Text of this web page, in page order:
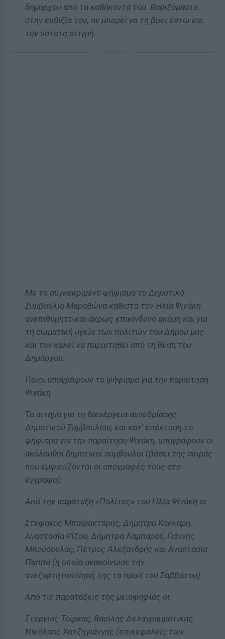
δημάρχου από τα καθήκοντά του. Βασιζόμαστε
στην ευθιξία του, αν μπορεί να τη βρει έστω και
την ύστατη στιγμή.
Με το συγκεκριμένο ψήφισμα το Δημοτικό
Συμβούλιο Μαραθώνα καθιστά τον Ηλία Ψινάκη
ανεπιθύμητο και άκρως επικίνδυνο ακόμη και για
τη σωματική υγεία των πολιτών του Δήμου μας
και τον καλεί να παραιτηθεί από τη θέση του
Δημάρχου.
Ποιοι υπογράφουν το ψήφισμα για την παραίτηση
Ψινάκη
Το αίτημα για τη διενέργεια συνεδρίασης
Δημοτικού Συμβουλίου, και κατ’ επέκταση το
ψήφισμα για την παραίτηση Ψινάκη, υπογράφουν οι
ακόλουθοι δημοτικοί σύμβουλοι (βάσει της σειράς
που εμφανίζονται οι υπογραφές τους στο
έγγραφο):
Από την παράταξη «Πολίτες» του Ηλία Ψινάκη οι:
Στέφανος Μπαϊρακτάρης, Δήμητρα Κάκκαρη,
Αναστασία Ρίζου, Δήμητρα Λαμπαρού, Γιάννης
Μπούσουλας, Πέτρος Αλεξανδρής και Αναστασία
Παππά (η οποία ανακοίνωσε την
ανεξαρτητοποίησή της το πρωί του Σαββάτου)
Από τις παρατάξεις της μειοψηφίας οι:
Στέργιος Τσίρκας, Βασίλης Δελαγραμμάτικας,
Νικόλαος Χατζηγιάννης (επικεφαλείς των